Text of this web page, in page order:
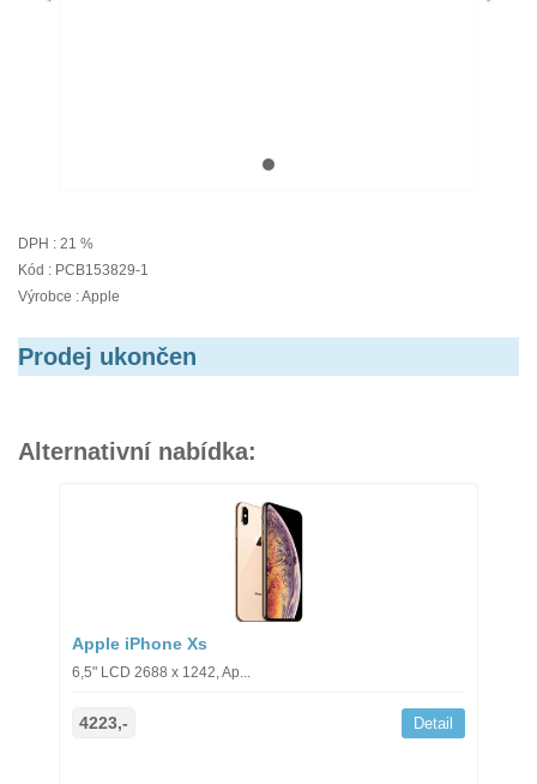
DPH : 21 %
Kód : PCB153829-1
Výrobce : Apple
Prodej ukončen
Alternativní nabídka:
Apple iPhone Xs
6,5" LCD 2688 x 1242, Ap...
4223,- Detail